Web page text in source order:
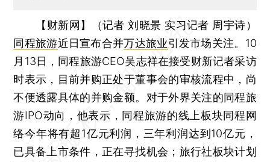
【财新网】（记者 刘晓景 实习记者 周宇诗）
同程旅游近日宣布合并万达旅业引发市场关注。10
月13日，同程旅游CEO吴志祥在接受财新记者采访
时表示，目前并购正处于董事会的审核流程中，尚
不便透露具体的并购金额。对于外界关注的同程旅
游IPO动向，他表示，同程旅游的线上板块同程网
络今年将有超1亿元利润，三年利润达到10亿元，
已具备上市条件，正在寻找机会；旅行社板块计划